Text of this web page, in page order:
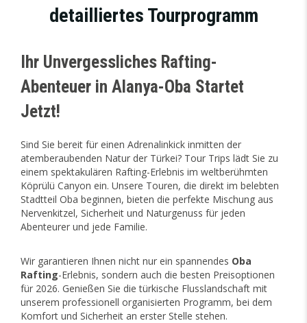
detailliertes Tourprogramm
Ihr Unvergessliches Rafting-
Abenteuer in Alanya-Oba Startet
Jetzt!
Sind Sie bereit für einen Adrenalinkick inmitten der
atemberaubenden Natur der Türkei? Tour Trips lädt Sie zu
einem spektakulären Rafting-Erlebnis im weltberühmten
Köprülü Canyon ein. Unsere Touren, die direkt im belebten
Stadtteil Oba beginnen, bieten die perfekte Mischung aus
Nervenkitzel, Sicherheit und Naturgenuss für jeden
Abenteurer und jede Familie.
Wir garantieren Ihnen nicht nur ein spannendes Oba
Rafting-Erlebnis, sondern auch die besten Preisoptionen
für 2026. Genießen Sie die türkische Flusslandschaft mit
unserem professionell organisierten Programm, bei dem
Komfort und Sicherheit an erster Stelle stehen.